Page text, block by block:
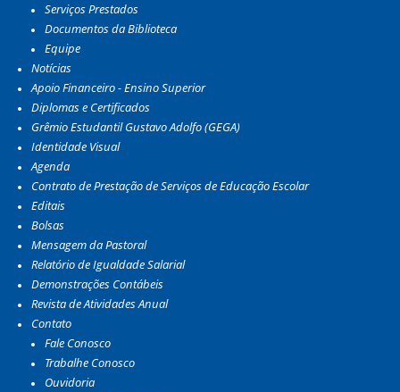
Serviços Prestados
Documentos da Biblioteca
Equipe
Notícias
Apoio Financeiro - Ensino Superior
Diplomas e Certificados
Grêmio Estudantil Gustavo Adolfo (GEGA)
Identidade Visual
Agenda
Contrato de Prestação de Serviços de Educação Escolar
Editais
Bolsas
Mensagem da Pastoral
Relatório de Igualdade Salarial
Demonstrações Contábeis
Revista de Atividades Anual
Contato
Fale Conosco
Trabalhe Conosco
Ouvidoria